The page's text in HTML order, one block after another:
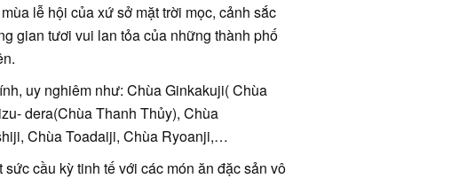
lễ hội của xứ sở mặt trời mọc, cảnh sắc
gian tươi vui lan tỏa của những thành phố
uy nghiêm như: Chùa Ginkakuji( Chùa
dera(Chùa Thanh Thủy), Chùa
Chùa Toadaiji, Chùa Ryoanji,…
cầu kỳ tinh tế với các món ăn đặc sản vô